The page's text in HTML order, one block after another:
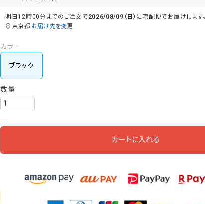
明日 12時00分 までのご注文で2026/08/09（日） に宅配便でお届けします。
東京都 お届け先を変更
カラー
ブラック
カートに入れる